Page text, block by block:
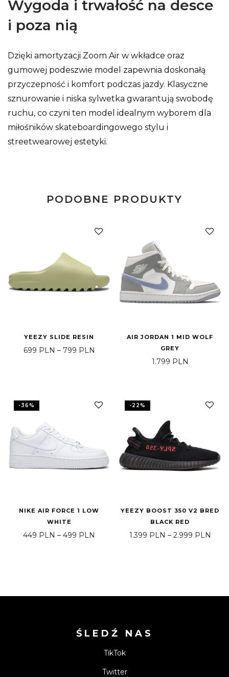
Wygoda i trwałość na desce
i poza nią
Dzięki amortyzacji Zoom Air w wkładce oraz
gumowej podeszwie model zapewnia doskonałą
przyczepność i komfort podczas jazdy. Klasyczne
sznurowanie i niska sylwetka gwarantują swobodę
ruchu, co czyni ten model idealnym wyborem dla
miłośników skateboardingowego stylu i
streetwearowej estetyki.
PODOBNE PRODUKTY
YEEZY SLIDE RESIN
699 PLN – 799 PLN Zakres cen: od 699 PLN do 799 PLN
AIR JORDAN 1 MID WOLF
GREY
1.799 PLN
-36%
NIKE AIR FORCE 1 LOW
WHITE
449 PLN – 499 PLN Zakres cen: od 449 PLN do 499 PLN
-22%
YEEZY BOOST 350 V2 BRED
BLACK RED
1.399 PLN – 2.999 PLN
ŚLEDŹ NAS
TikTok
Twitter